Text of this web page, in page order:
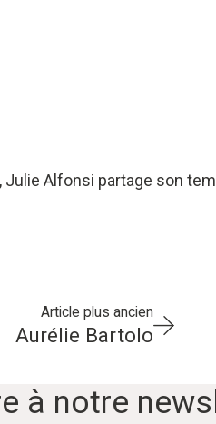
Alfonsi partage son
Aurélie Bartolo
Article plus ancien
à notre